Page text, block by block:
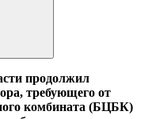
продолжил
требующего от
комбината (БЦБК)